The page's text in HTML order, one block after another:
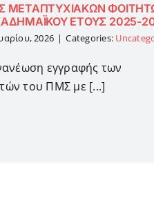
ΜΕΤΑΠΤΥΧΙΑΚΩΝ
ΕΤΟΥΣ 2025-
2026 | Categories:
εγγραφής των
του ΠΜΣ με [...]